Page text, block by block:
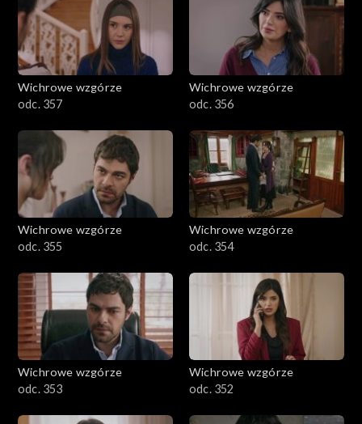
Wichrowe wzgórze
odc. 357
Wichrowe wzgórze
odc. 356
Wichrowe wzgórze
odc. 355
Wichrowe wzgórze
odc. 354
Wichrowe wzgórze
odc. 353
Wichrowe wzgórze
odc. 352